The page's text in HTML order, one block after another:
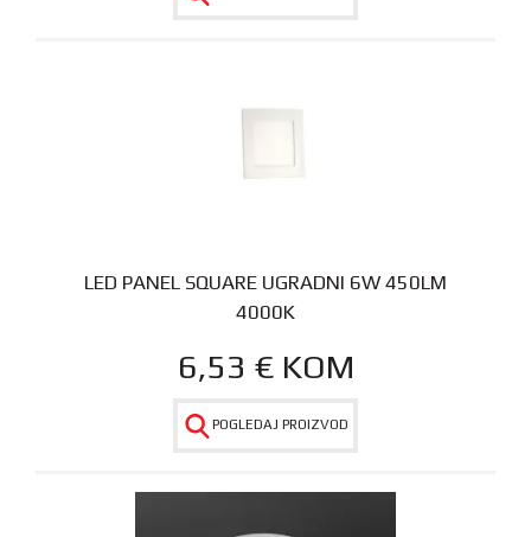
LED PANEL SQUARE UGRADNI 6W 450LM
4000K
6,53 € KOM
POGLEDAJ PROIZVOD